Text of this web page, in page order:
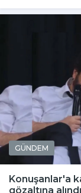
GÜNDEM
Konuşanlar'a
gözaltına alındı